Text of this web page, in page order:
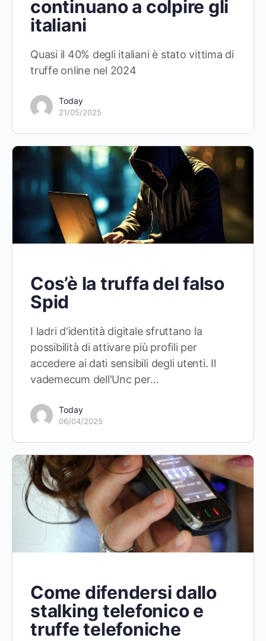
continuano a colpire gli
italiani
Quasi il 40% degli italiani è stato vittima di
truffe online nel 2024
Today
21/05/2025
Cos’è la truffa del falso
Spid
I ladri d'identità digitale sfruttano la
possibilità di attivare più profili per
accedere ai dati sensibili degli utenti. Il
vademecum dell'Unc per…
Today
06/04/2025
Come difendersi dallo
stalking telefonico e
truffe telefoniche